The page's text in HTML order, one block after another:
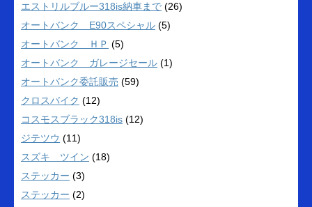
エストリルブルー318is納車まで (26)
オートバンク E90スペシャル (5)
オートバンク ＨＰ (5)
オートバンク ガレージセール (1)
オートバンク委託販売 (59)
クロスバイク (12)
コスモスブラック318is (12)
ジテツウ (11)
スズキ ツイン (18)
ステッカー (3)
ステッカー (2)